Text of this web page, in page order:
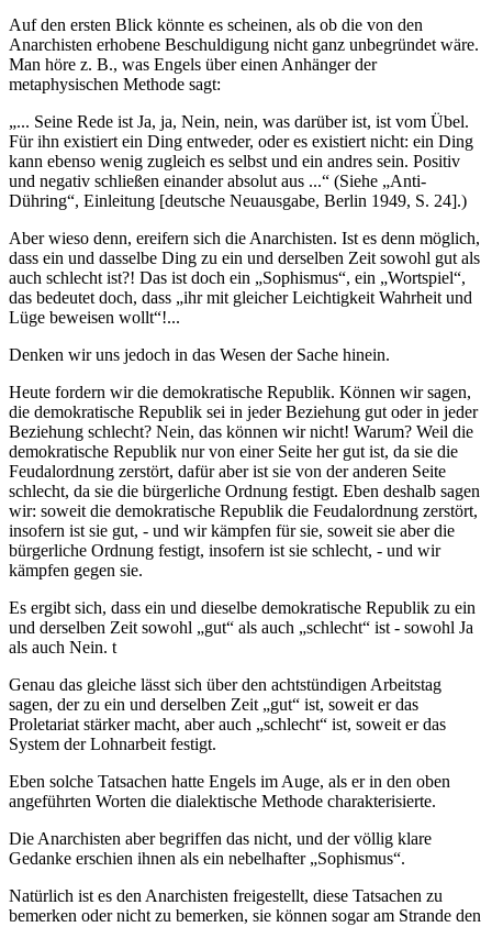
Auf den ersten Blick könnte es scheinen, als ob die von den
Anarchisten erhobene Beschuldigung nicht ganz unbegründet wäre.
Man höre z. B., was Engels über einen Anhänger der
metaphysischen Methode sagt:
„... Seine Rede ist Ja, ja, Nein, nein, was darüber ist, ist vom Übel.
Für ihn existiert ein Ding entweder, oder es existiert nicht: ein Ding
kann ebenso wenig zugleich es selbst und ein andres sein. Positiv
und negativ schließen einander absolut aus ...“ (Siehe „Anti-
Dühring“, Einleitung [deutsche Neuausgabe, Berlin 1949, S. 24].)
Aber wieso denn, ereifern sich die Anarchisten. Ist es denn möglich,
dass ein und dasselbe Ding zu ein und derselben Zeit sowohl gut als
auch schlecht ist?! Das ist doch ein „Sophismus“, ein „Wortspiel“,
das bedeutet doch, dass „ihr mit gleicher Leichtigkeit Wahrheit und
Lüge beweisen wollt“!...
Denken wir uns jedoch in das Wesen der Sache hinein.
Heute fordern wir die demokratische Republik. Können wir sagen,
die demokratische Republik sei in jeder Beziehung gut oder in jeder
Beziehung schlecht? Nein, das können wir nicht! Warum? Weil die
demokratische Republik nur von einer Seite her gut ist, da sie die
Feudalordnung zerstört, dafür aber ist sie von der anderen Seite
schlecht, da sie die bürgerliche Ordnung festigt. Eben deshalb sagen
wir: soweit die demokratische Republik die Feudalordnung zerstört,
insofern ist sie gut, - und wir kämpfen für sie, soweit sie aber die
bürgerliche Ordnung festigt, insofern ist sie schlecht, - und wir
kämpfen gegen sie.
Es ergibt sich, dass ein und dieselbe demokratische Republik zu ein
und derselben Zeit sowohl „gut“ als auch „schlecht“ ist - sowohl Ja
als auch Nein. t
Genau das gleiche lässt sich über den achtstündigen Arbeitstag
sagen, der zu ein und derselben Zeit „gut“ ist, soweit er das
Proletariat stärker macht, aber auch „schlecht“ ist, soweit er das
System der Lohnarbeit festigt.
Eben solche Tatsachen hatte Engels im Auge, als er in den oben
angeführten Worten die dialektische Methode charakterisierte.
Die Anarchisten aber begriffen das nicht, und der völlig klare
Gedanke erschien ihnen als ein nebelhafter „Sophismus“.
Natürlich ist es den Anarchisten freigestellt, diese Tatsachen zu
bemerken oder nicht zu bemerken, sie können sogar am Strande den